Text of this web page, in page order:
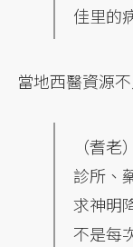
佳里的
當地西醫資源
（耆
診所、
求神明
不是每